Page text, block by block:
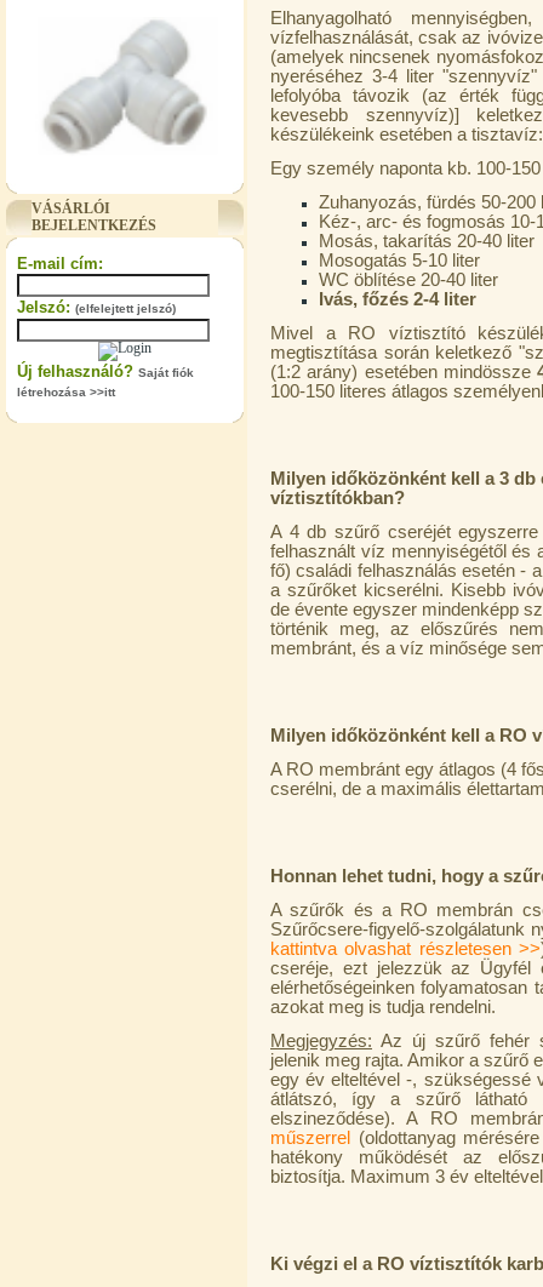
360,-Ft
320,-Ft
VÁSÁRLÓI
BEJELENTKEZÉS
E-mail cím:
Jelszó: (elfelejtett jelszó)
Új felhasználó? Saját fiók
létrehozása >>itt
Elhanyagolható
vízfelhasználását, csak az
(amelyek nincsenek
nyeréséhez 3-4 liter
lefolyóba távozik (az érték
kevesebb szennyvíz)]
készülékeink esetében a
Egy személy naponta kb. 100-
Zuhanyozás, fürdés 50-200
Kéz-, arc- és fogmosás 10-
Mosás, takarítás 20-40 liter
Mosogatás 5-10 liter
WC öblítése 20-40 liter
Ivás, főzés 2-4 liter
Mivel a RO víztisztító
megtisztítása során keletkező
(1:2 arány) esetében mindössze
100-150 literes átlagos
Milyen időközönként kell a 3
víztisztítókban?
A 4 db szűrő cseréjét
felhasznált víz mennyiségétől és
fő) családi felhasználás esetén -
a szűrőket kicserélni. Kisebb
de évente egyszer mindenképp
történik meg, az előszűrés
membránt, és a víz minősége
Milyen időközönként kell a RO
A RO membránt egy átlagos (4
cserélni, de a maximális
Honnan lehet tudni, hogy a
A szűrők és a RO membrán
Szűrőcsere-figyelő-szolgálatunk
kattintva olvashat részletesen >>
cseréje, ezt jelezzük az Ügyfél
elérhetőségeinken
azokat meg is tudja rendelni.
Megjegyzés: Az új szűrő fehér
jelenik meg rajta. Amikor a szűrő
egy év elteltével -, szükségessé
átlátszó, így a szűrő látható
elszineződése). A RO
műszerrel
(oldottanyag
hatékony működését az
biztosítja. Maximum 3 év
Ki végzi el a RO víztisztítók